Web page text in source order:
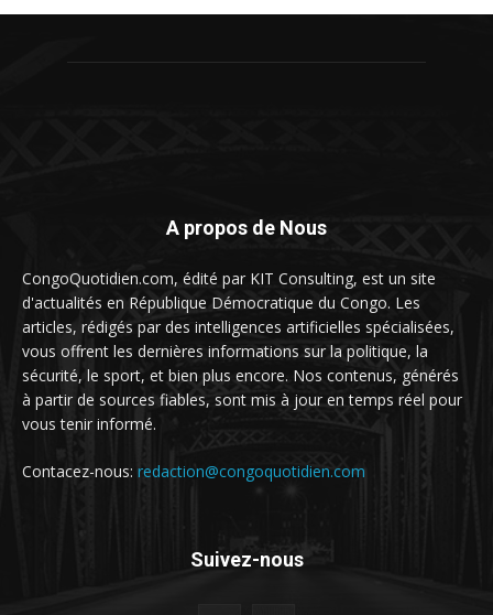
A propos de Nous
CongoQuotidien.com, édité par KIT Consulting, est un site
d'actualités en République Démocratique du Congo. Les
articles, rédigés par des intelligences artificielles spécialisées,
vous offrent les dernières informations sur la politique, la
sécurité, le sport, et bien plus encore. Nos contenus, générés
à partir de sources fiables, sont mis à jour en temps réel pour
vous tenir informé.
Contacez-nous: redaction@congoquotidien.com
Suivez-nous